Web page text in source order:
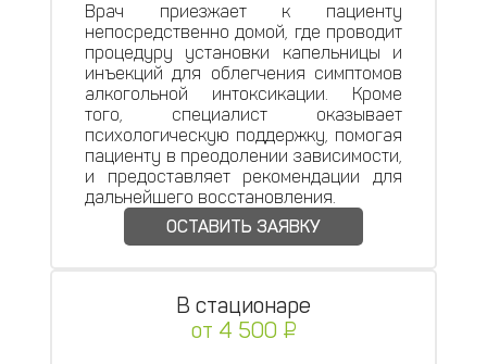
Врач приезжает к пациенту
непосредственно домой, где проводит
процедуру установки капельницы и
инъекций для облегчения симптомов
алкогольной интоксикации. Кроме
того, специалист оказывает
психологическую поддержку, помогая
пациенту в преодолении зависимости,
и предоставляет рекомендации для
дальнейшего восстановления.
ОСТАВИТЬ ЗАЯВКУ
В стационаре
от 4 500 ₽